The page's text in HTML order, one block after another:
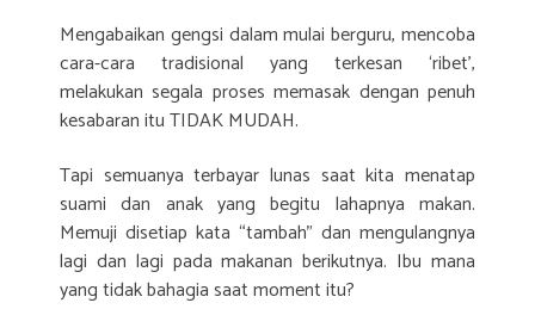
Mengabaikan gengsi dalam mulai berguru, mencoba
cara-cara tradisional yang terkesan ‘ribet’,
melakukan segala proses memasak dengan penuh
kesabaran itu TIDAK MUDAH.
Tapi semuanya terbayar lunas saat kita menatap
suami dan anak yang begitu lahapnya makan.
Memuji disetiap kata “tambah” dan mengulangnya
lagi dan lagi pada makanan berikutnya. Ibu mana
yang tidak bahagia saat moment itu?